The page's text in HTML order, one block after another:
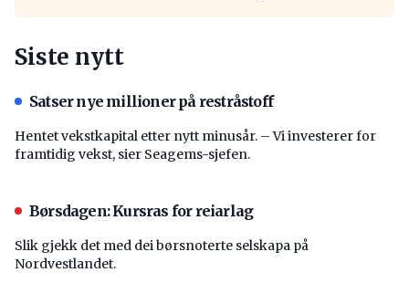
Siste nytt
Satser nye millioner på restråstoff
Hentet vekstkapital etter nytt minusår. – Vi investerer for
framtidig vekst, sier Seagems-sjefen.
Børsdagen: Kursras for reiarlag
Slik gjekk det med dei børsnoterte selskapa på
Nordvestlandet.